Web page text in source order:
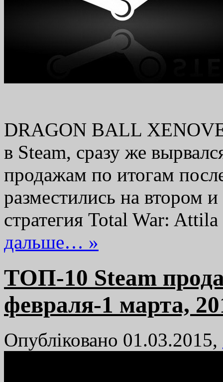
DRAGON BALL
в Steam, сразу же
продажам по итогам
разместились на втором
стратегия Total War:
дальше… »
TОП-10 Steam
февраля-1 марта,
Опубліковано 01.03.2015,